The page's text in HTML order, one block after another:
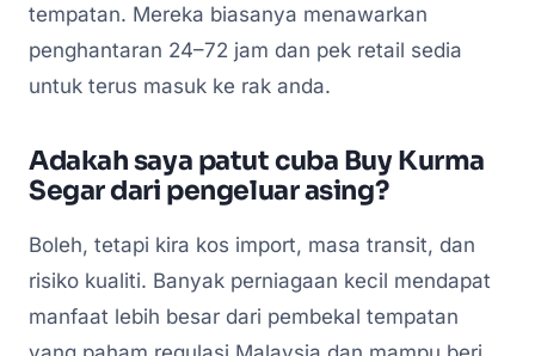
tempatan. Mereka biasanya menawarkan
penghantaran 24–72 jam dan pek retail sedia
untuk terus masuk ke rak anda.
Adakah saya patut cuba Buy Kurma
Segar dari pengeluar asing?
Boleh, tetapi kira kos import, masa transit, dan
risiko kualiti. Banyak perniagaan kecil mendapat
manfaat lebih besar dari pembekal tempatan